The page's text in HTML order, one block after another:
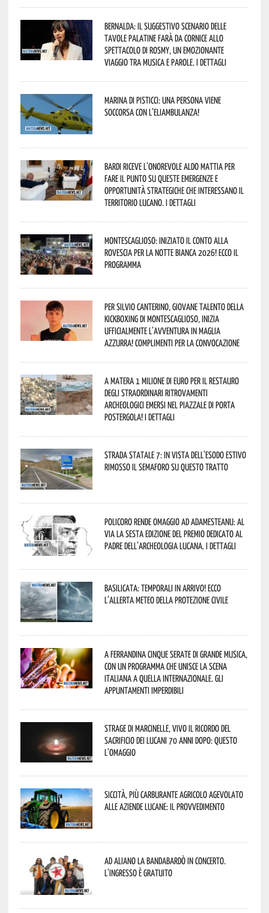
Bernalda: il suggestivo scenario delle
Tavole Palatine farà da cornice allo
spettacolo di Rosmy, un emozionante
viaggio tra musica e parole. I dettagli
Marina di Pisticci: una persona viene
soccorsa con l’eliambulanza!
Bardi riceve l’onorevole Aldo Mattia per
fare il punto su queste emergenze e
opportunità strategiche che interessano il
territorio lucano. I dettagli
Montescaglioso: iniziato il conto alla
rovescia per la Notte Bianca 2026! Ecco il
programma
Per Silvio Canterino, giovane talento della
kickboxing di Montescaglioso, inizia
ufficialmente l’avventura in maglia
azzurra! Complimenti per la convocazione
A Matera 1 milione di euro per il restauro
degli straordinari ritrovamenti
archeologici emersi nel piazzale di Porta
Postergola! I dettagli
Strada statale 7: in vista dell’esodo estivo
rimosso il semaforo su questo tratto
Policoro rende omaggio ad Adamesteanu: al
via la sesta edizione del Premio dedicato al
padre dell’archeologia lucana. I dettagli
Basilicata: temporali in arrivo! Ecco
l’allerta meteo della Protezione civile
A Ferrandina cinque serate di grande musica,
con un programma che unisce la scena
italiana a quella internazionale. Gli
appuntamenti imperdibili
Strage di Marcinelle, vivo il ricordo del
sacrificio dei lucani 70 anni dopo: questo
l’omaggio
Siccità, più carburante agricolo agevolato
alle aziende lucane: il provvedimento
Ad Aliano la Bandabardò in concerto.
L’ingresso è gratuito